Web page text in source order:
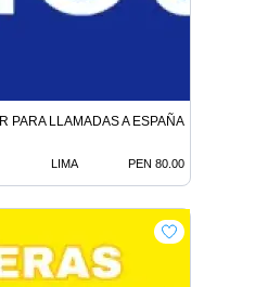
PARA LLAMADAS A ESPAÑA CAMPAÑA
LIMA PEN 80.00